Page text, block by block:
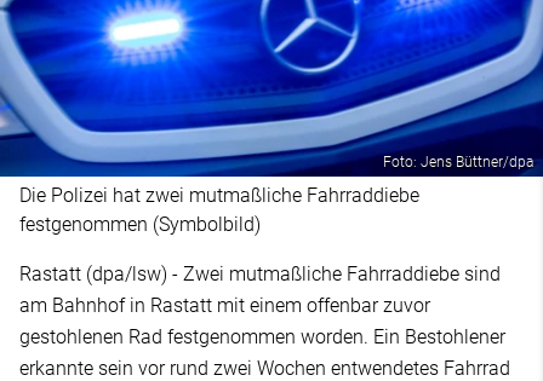
Foto: Jens Büttner/dpa
Die Polizei hat zwei mutmaßliche Fahrraddiebe
festgenommen (Symbolbild)
Rastatt (dpa/lsw) - Zwei mutmaßliche Fahrraddiebe sind
am Bahnhof in Rastatt mit einem offenbar zuvor
gestohlenen Rad festgenommen worden. Ein Bestohlener
erkannte sein vor rund zwei Wochen entwendetes Fahrrad